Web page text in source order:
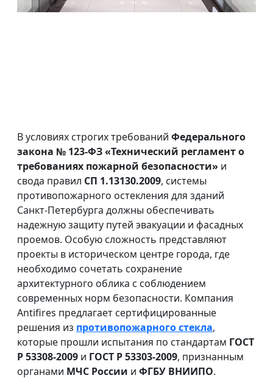
В условиях строгих требований Федерального
закона № 123-ФЗ «Технический регламент о
требованиях пожарной безопасности» и
свода правил СП 1.13130.2009, системы
противопожарного остекления для зданий
Санкт-Петербурга должны обеспечивать
надежную защиту путей эвакуации и фасадных
проемов. Особую сложность представляют
проекты в историческом центре города, где
необходимо сочетать сохранение
архитектурного облика с соблюдением
современных норм безопасности. Компания
Antifires предлагает сертифицированные
решения из противопожарного стекла,
которые прошли испытания по стандартам ГОСТ
Р 53308-2009 и ГОСТ Р 53303-2009, признанным
органами МЧС России и ФГБУ ВНИИПО.